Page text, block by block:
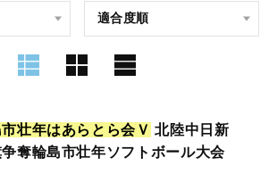
市壮年はあら と ら会Ｖ 北陸中日新
争奪輪島市壮年ソフトボール大会